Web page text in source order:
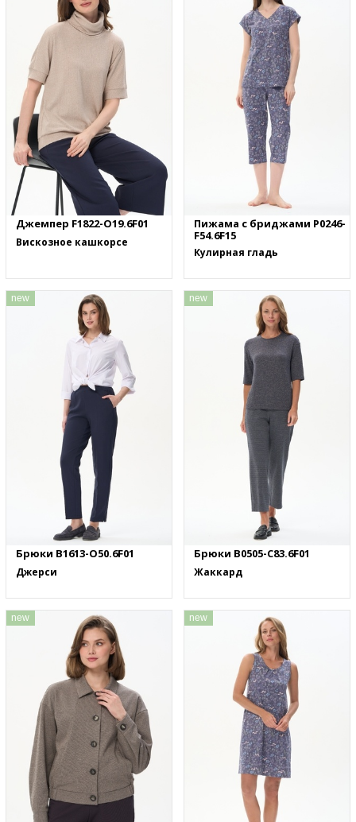
Джемпер F1822-O19.6F01
Вискозное кашкорсе
Пижама с бриджами P0246-
F54.6F15
Кулирная гладь
new
Брюки B1613-O50.6F01
Джерси
new
Брюки B0505-C83.6F01
Жаккард
new new